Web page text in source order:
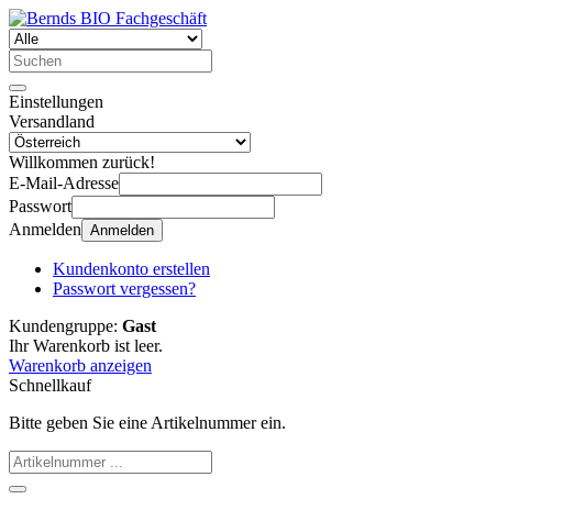
Einstellungen
Versandland
Willkommen zurück!
E-Mail-Adresse
Passwort
Anmelden Anmelden
Kundenkonto erstellen
Passwort vergessen?
Kundengruppe: Gast
Ihr Warenkorb ist leer.
Warenkorb anzeigen
Schnellkauf
Bitte geben Sie eine Artikelnummer ein.